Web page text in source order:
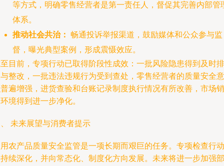
等方式，明确零售经营者是第一责任人，督促其完善内部管
体系。
推动社会共治： 畅通投诉举报渠道，鼓励媒体和公众参与监
督，曝光典型案例，形成震慑效应。
目前，专项行动已取得阶段性成效：一批风险隐患得到及时排
整改，一批违法违规行为受到查处，零售经营者的质量安全意
遍增强，进货查验和台账记录制度执行情况有所改善，市场销
境得到进一步净化。
未来展望与消费者提示
农产品质量安全监管是一项长期而艰巨的任务。专项检查行动
续深化，并向常态化、制度化方向发展。未来将进一步加强部